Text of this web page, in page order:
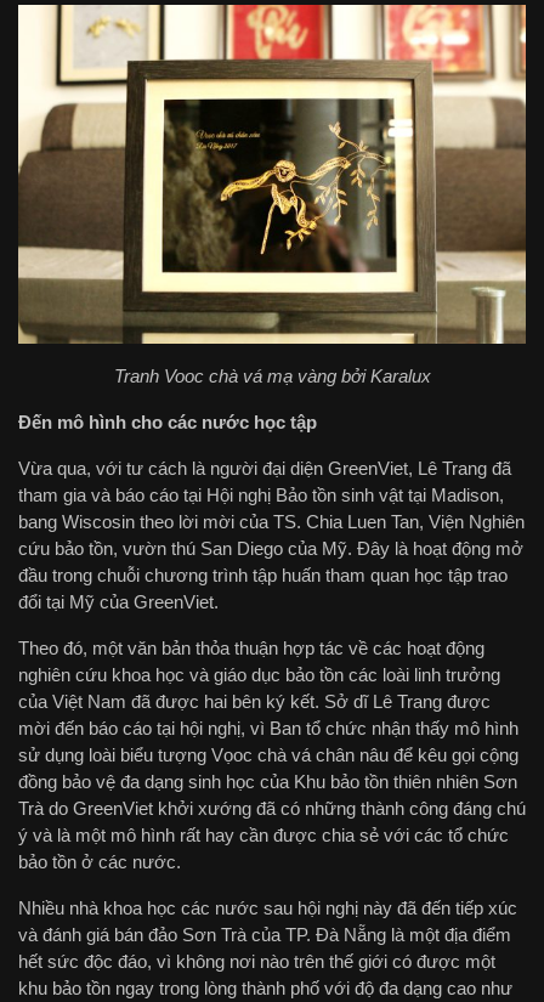
Tranh Vooc chà vá mạ vàng bởi Karalux
Đến mô hình cho các nước học tập
Vừa qua, với tư cách là người đại diện GreenViet, Lê Trang đã
tham gia và báo cáo tại Hội nghị Bảo tồn sinh vật tại Madison,
bang Wiscosin theo lời mời của TS. Chia Luen Tan, Viện Nghiên
cứu bảo tồn, vườn thú San Diego của Mỹ. Đây là hoạt động mở
đầu trong chuỗi chương trình tập huấn tham quan học tập trao
đổi tại Mỹ của GreenViet.
Theo đó, một văn bản thỏa thuận hợp tác về các hoạt động
nghiên cứu khoa học và giáo dục bảo tồn các loài linh trưởng
của Việt Nam đã được hai bên ký kết. Sở dĩ Lê Trang được
mời đến báo cáo tại hội nghị, vì Ban tổ chức nhận thấy mô hình
sử dụng loài biểu tượng Vọoc chà vá chân nâu để kêu gọi cộng
đồng bảo vệ đa dạng sinh học của Khu bảo tồn thiên nhiên Sơn
Trà do GreenViet khởi xướng đã có những thành công đáng chú
ý và là một mô hình rất hay cần được chia sẻ với các tổ chức
bảo tồn ở các nước.
Nhiều nhà khoa học các nước sau hội nghị này đã đến tiếp xúc
và đánh giá bán đảo Sơn Trà của TP. Đà Nẵng là một địa điểm
hết sức độc đáo, vì không nơi nào trên thế giới có được một
khu bảo tồn ngay trong lòng thành phố với độ đa dạng cao như